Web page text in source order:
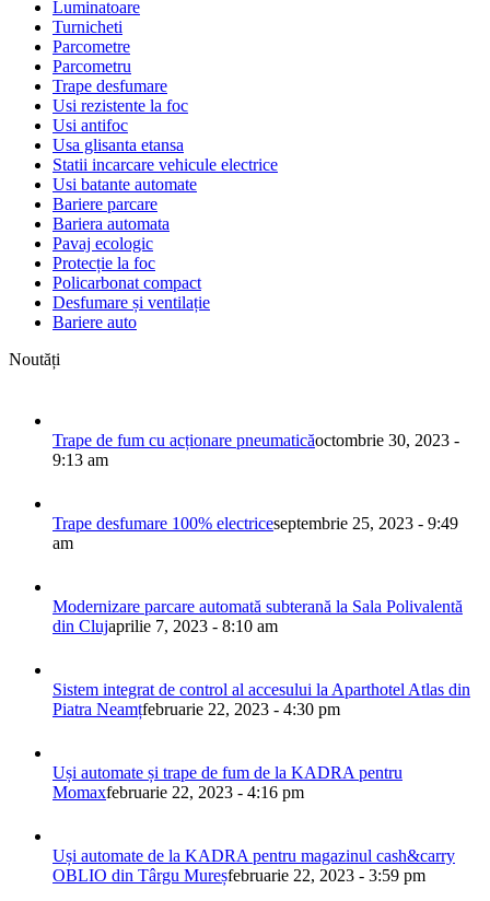
Luminatoare
Turnicheti
Parcometre
Parcometru
Trape desfumare
Usi rezistente la foc
Usi antifoc
Usa glisanta etansa
Statii incarcare vehicule electrice
Usi batante automate
Bariere parcare
Bariera automata
Pavaj ecologic
Protecție la foc
Policarbonat compact
Desfumare și ventilație
Bariere auto
Noutăți
Trape de fum cu acționare pneumaticăoctombrie 30, 2023 -
9:13 am
Trape desfumare 100% electriceseptembrie 25, 2023 - 9:49
am
Modernizare parcare automată subterană la Sala Polivalentă
din Clujaprilie 7, 2023 - 8:10 am
Sistem integrat de control al accesului la Aparthotel Atlas din
Piatra Neamțfebruarie 22, 2023 - 4:30 pm
Uși automate și trape de fum de la KADRA pentru
Momaxfebruarie 22, 2023 - 4:16 pm
Uși automate de la KADRA pentru magazinul cash&carry
OBLIO din Târgu Mureșfebruarie 22, 2023 - 3:59 pm